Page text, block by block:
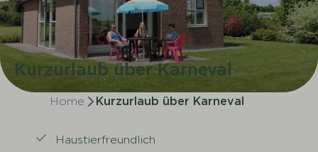
Kurzurlaub über Karneval
Home Kurzurlaub über Karneval
Haustierfreundlich